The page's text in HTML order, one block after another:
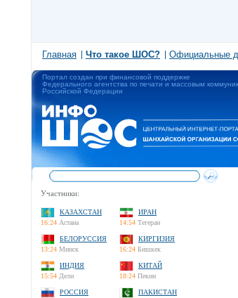
Главная Что такое ШОС? Официальные
Портал создан при финансовой поддержке
Федерального агентства по печати и массовым
Российской Федерации
Участники:
КАЗАХСТАН
16:24 Астана
ИРАН
14:54 Тегеран
БЕЛОРУССИЯ
13:24 Минск
КИРГИЗИЯ
16:24 Бишкек
ИНДИЯ
15:54 Дели
КИТАЙ
18:24 Пекин
РОССИЯ
ПАКИСТАН